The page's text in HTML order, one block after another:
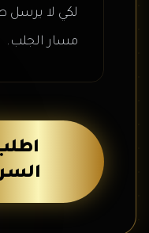
لكي لا يرسل
مسار الجلب.